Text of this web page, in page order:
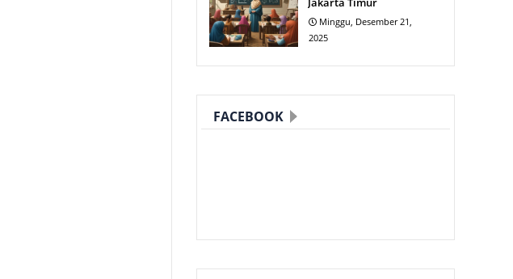
Minggu, Desember 21,
2025
FACEBOOK